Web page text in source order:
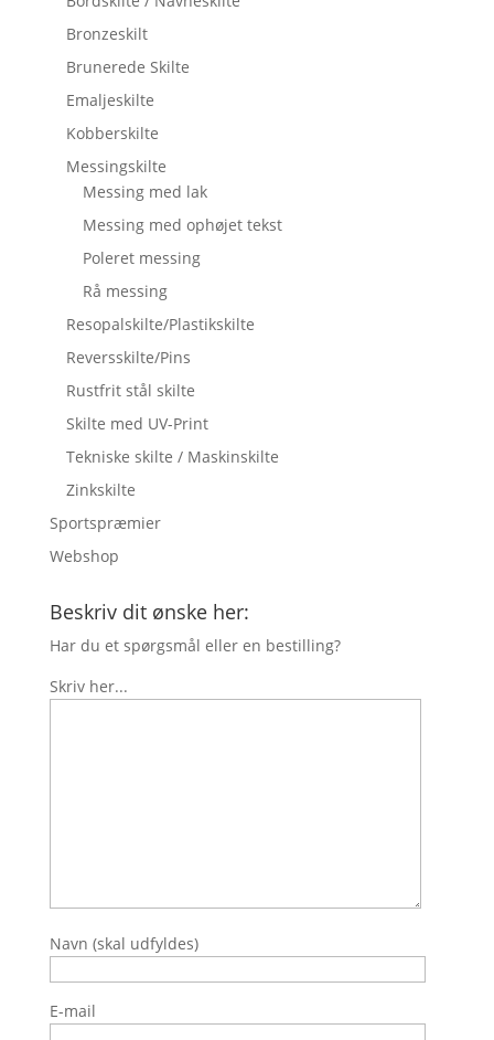
Bronzeskilt
Brunerede Skilte
Emaljeskilte
Kobberskilte
Messingskilte
Messing med lak
Messing med ophøjet tekst
Poleret messing
Rå messing
Resopalskilte/Plastikskilte
Reversskilte/Pins
Rustfrit stål skilte
Skilte med UV-Print
Tekniske skilte / Maskinskilte
Zinkskilte
Sportspræmier
Webshop
Beskriv dit ønske her:
Har du et spørgsmål eller en bestilling?
Skriv her...
Navn (skal udfyldes)
E-mail